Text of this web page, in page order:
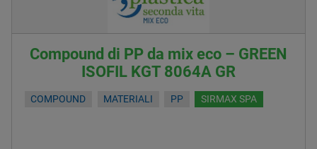
Compound di PP da mix eco – GREEN
ISOFIL KGT 8064A GR
COMPOUND MATERIALI PP SIRMAX SPA